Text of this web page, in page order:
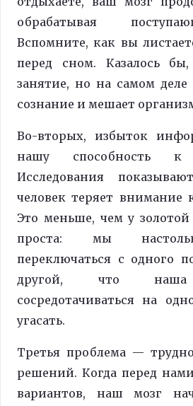
обрабатывая
Вспомните, как вы
перед сном. Казалось бы,
занятие, но на самом деле
сознание и мешает
Во-вторых, избыток
нашу способность к
Исследования
человек теряет внимание
Это меньше, чем у
проста: мы
переключаться с одного
другой, что наша
сосредотачиваться на
угасать.
Третья проблема —
решений. Когда перед
вариантов, наш мозг